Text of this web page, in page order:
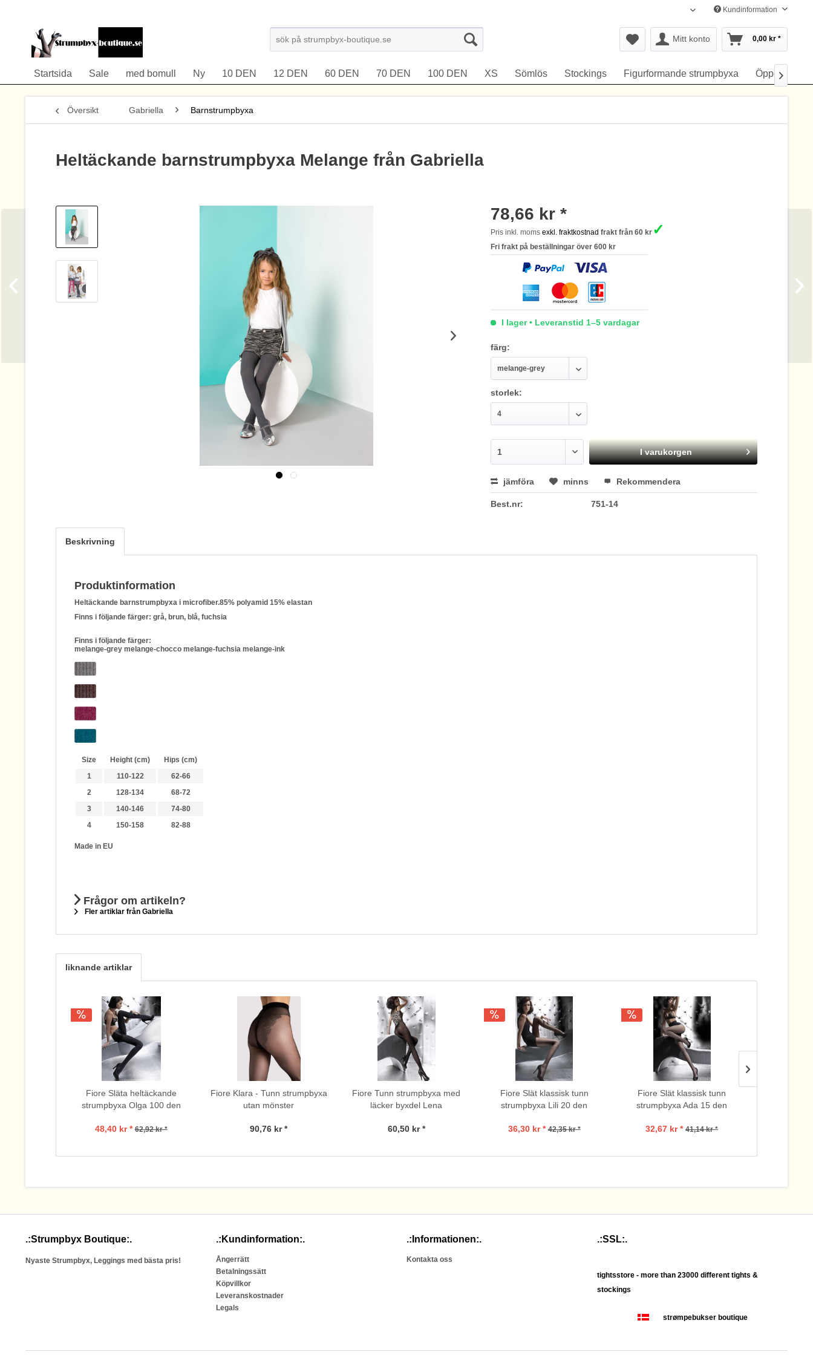
Svenska Kundinformation
Mitt konto 0,00 kr *
Startsida Sale med bomull Ny 10 DEN 12 DEN 60 DEN 70 DEN 100 DEN XS Sömlös Stockings Figurformande strumpbyxa Öppen gren

Översikt Gabriella Barnstrumpbyxa
Heltäckande barnstrumpbyxa Melange från Gabriella
78,66 kr *
Pris inkl. momsexkl. fraktkostnad frakt från 60 kr ✓
Fri frakt på beställningar över 600 kr
I lager • Leveranstid 1–5 vardagar
färg:
storlek:
I varukorgen
jämföra minns Rekommendera
Best.nr: 751-14
Beskrivning
Produktinformation
Heltäckande barnstrumpbyxa i microfiber.85% polyamid 15% elastan
Finns i följande färger: grå, brun, blå, fuchsia
Finns i följande färger:
melange-grey melange-chocco melange-fuchsia melange-ink
Size Height (cm)
Hips (cm)
1
110-122
62-66
2
128-134
68-72
3
140-146
74-80
4
150-158 82-88
Made in EU
Frågor om artikeln?
Fler artiklar från Gabriella
liknande artiklar
Fiore Släta heltäckande
strumpbyxa Olga 100 den
48,40 kr * 62,92 kr *
Fiore Klara - Tunn strumpbyxa
utan mönster
90,76 kr *
Fiore Tunn strumpbyxa med
läcker byxdel Lena
60,50 kr *
Fiore Slät klassisk tunn
strumpbyxa Lili 20 den
36,30 kr * 42,35 kr *
Fiore Slät klassisk tunn
strumpbyxa Ada 15 den
32,67 kr * 41,14 kr *
.:Strumpbyx Boutique:.
Nyaste Strumpbyx, Leggings med bästa pris!
.:Kundinformation:.
Ångerrätt
Betalningssätt
Köpvillkor
Leveranskostnader
Legals
.:Informationen:.
Kontakta oss
.:SSL:.
tightsstore - more than 23000 different tights &
stockings
strømpebukser boutique